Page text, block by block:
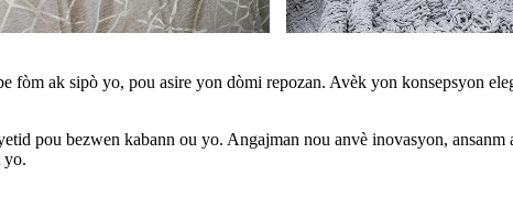
ak sipò yo, pou asire yon dòmi repozan. Avèk yon konsepsyon
pou bezwen kabann ou yo. Angajman nou anvè inovasyon,
yo.